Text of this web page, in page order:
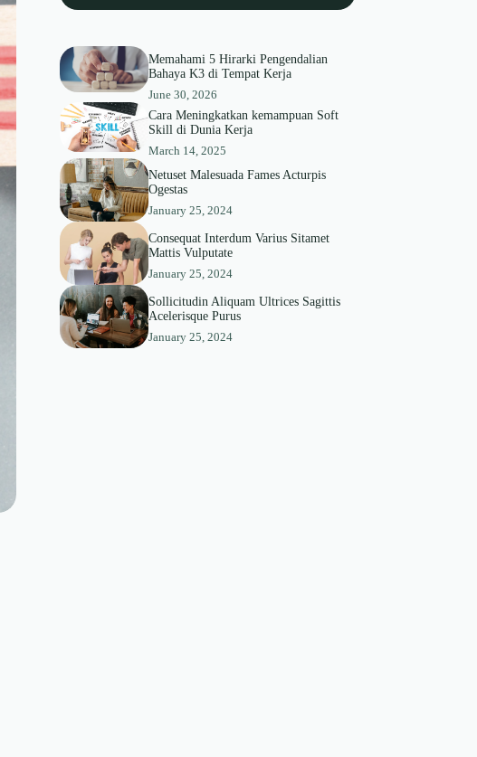
Memahami 5 Hirarki Pengendalian
Bahaya K3 di Tempat Kerja
June 30, 2026
Cara Meningkatkan kemampuan Soft
Skill di Dunia Kerja
March 14, 2025
Netuset Malesuada Fames Acturpis
Ogestas
January 25, 2024
Consequat Interdum Varius Sitamet
Mattis Vulputate
January 25, 2024
Sollicitudin Aliquam Ultrices Sagittis
Acelerisque Purus
January 25, 2024